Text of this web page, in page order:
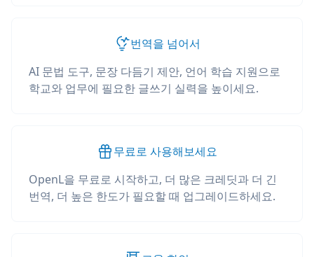
번역을 넘어서
AI 문법 도구, 문장 다듬기 제안, 언어 학습 지원으로
학교와 업무에 필요한 글쓰기 실력을 높이세요.
무료로 사용해보세요
OpenL을 무료로 시작하고, 더 많은 크레딧과 더 긴
번역, 더 높은 한도가 필요할 때 업그레이드하세요.